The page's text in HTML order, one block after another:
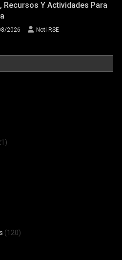
Recursos Y Actividades Para
2026 Noti-RSE
(120)